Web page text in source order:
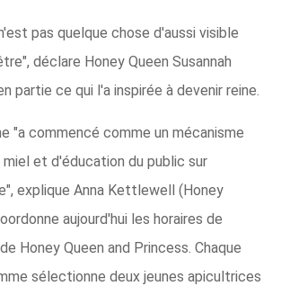
pas quelque chose d'aussi visible
déclare Honey Queen Susannah
partie ce qui l'a inspirée à devenir reine.
"a commencé comme un mécanisme
et d'éducation du public sur
explique Anna Kettlewell (Honey
aujourd'hui les horaires de
Honey Queen and Princess. Chaque
sélectionne deux jeunes apicultrices